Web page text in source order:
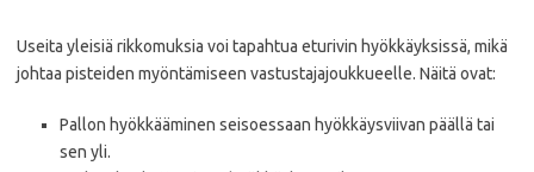
Useita yleisiä rikkomuksia voi tapahtua eturivin hyökkäyksissä, mikä
johtaa pisteiden myöntämiseen vastustajajoukkueelle. Näitä ovat:
Pallon hyökkääminen seisoessaan hyökkäysviivan päällä tai
sen yli.